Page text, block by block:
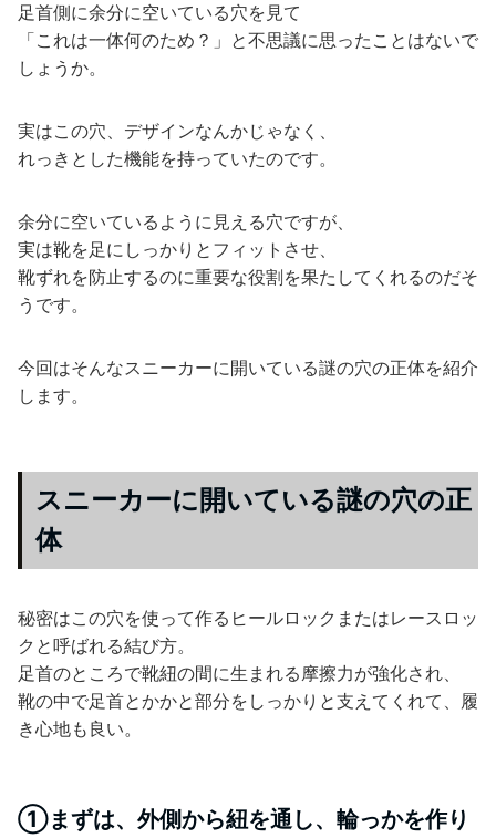
足首側に余分に空いている穴を見て
「これは一体何のため？」と不思議に思ったことはないで
しょうか。
実はこの穴、デザインなんかじゃなく、
れっきとした機能を持っていたのです。
余分に空いているように見える穴ですが、
実は靴を足にしっかりとフィットさせ、
靴ずれを防止するのに重要な役割を果たしてくれるのだそ
うです。
今回はそんなスニーカーに開いている謎の穴の正体を紹介
します。
スニーカーに開いている謎の穴の正
体
秘密はこの穴を使って作るヒールロックまたはレースロッ
クと呼ばれる結び方。
足首のところで靴紐の間に生まれる摩擦力が強化され、
靴の中で足首とかかと部分をしっかりと支えてくれて、履
き心地も良い。
①まずは、外側から紐を通し、輪っかを作り